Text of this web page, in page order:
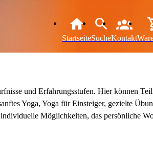
StartseiteSucheKontakt
und Erfahrungsstufen. Hier können
Yoga, Yoga für Einsteiger, gezielte
Möglichkeiten, das persönliche